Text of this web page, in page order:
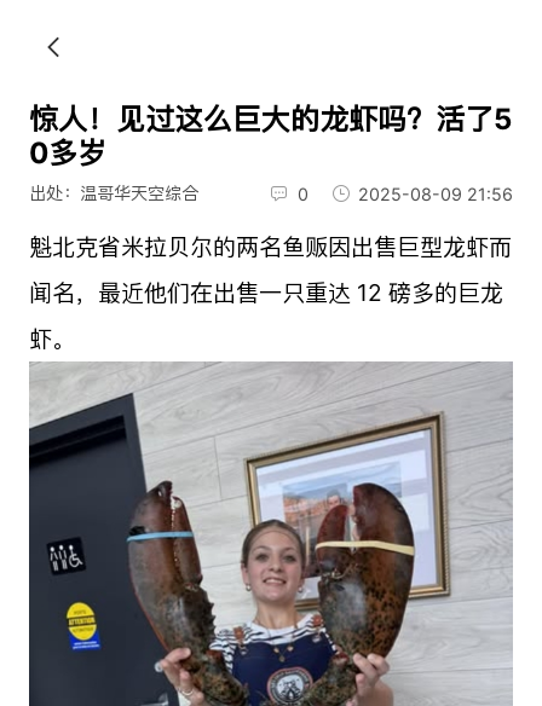
惊人！见过这么巨大的龙虾吗？活了5
0多岁
出处：温哥华天空综合 0 2025-08-09 21:56
魁北克省米拉贝尔的两名鱼贩因出售巨型龙虾而
闻名，最近他们在出售一只重达 12 磅多的巨龙
虾。